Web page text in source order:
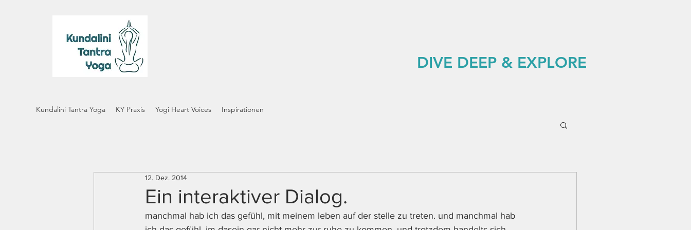
DIVE DEEP & EXPLORE
Kundalini Tantra Yoga KY Praxis Yogi Heart Voices Inspirationen
Ein interaktiver Dialog.
12. Dez. 2014
manchmal hab ich das gefühl, mit meinem leben auf der stelle zu treten. und manchmal hab